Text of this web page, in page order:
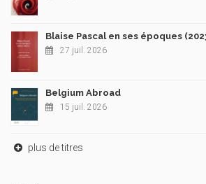
Blaise Pascal en ses époques
27 juil. 2026
Belgium Abroad
15 juil. 2026
plus de titres